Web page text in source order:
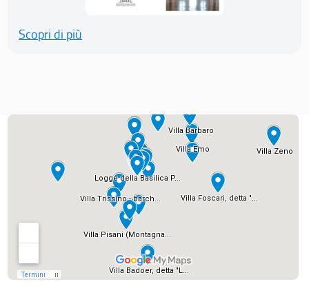
Scopri di più